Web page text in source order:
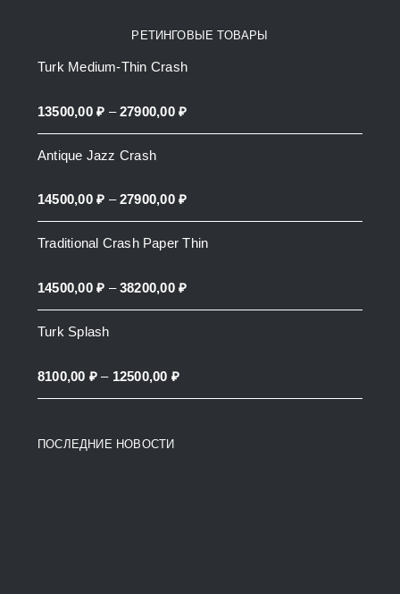
РЕТИНГОВЫЕ ТОВАРЫ
Turk Medium-Thin Crash
13500,00₽ – 27900,00 ₽Price
range:
Antique Jazz Crash
14500,00₽ – 27900,00 ₽Price
range:
14500,00 ₽
Traditional Crash Paper Thin
14500,00₽ – 38200,00 ₽Price
range:
Turk Splash
8100,00 ₽ – 12500,00 ₽Price
range:
ПОСЛЕДНИЕ НОВОСТИ